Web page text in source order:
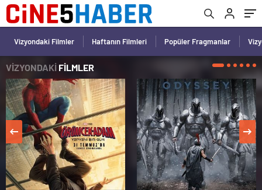
Vizyondaki Filmler Haftanın Filmleri Popüler Fragmanlar
VİZYONDAKİ FİLMLER